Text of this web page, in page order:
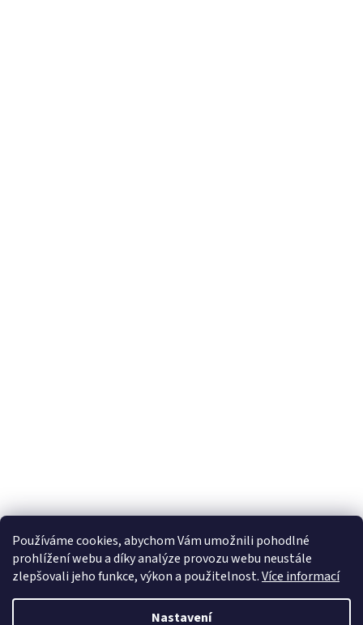
Používáme cookies, abychom Vám umožnili pohodlné
prohlížení webu a díky analýze provozu webu neustále
zlepšovali jeho funkce, výkon a použitelnost.Více informací
Nastavení